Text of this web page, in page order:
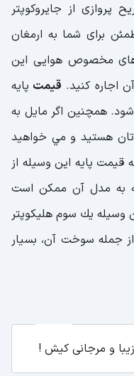
پروازی از جايروكوپتر
برای شما به ارمغان
های مخصوص هوايی اين
اجاره كنيد. قيمت پايه
شروع می شود. همچنين اگر مايل به
هستيد و مي خواهيد
قيمت پايه اين وسيله از
به مدل آن ممكن است
يك سوم هليكوپتر
جمله سوخت آن، بسيار
و مرجانی کیش !